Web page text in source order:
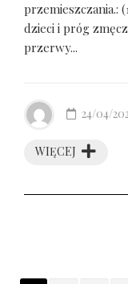
przemieszczania.:
dzieci i próg
przerwy...
WIĘCEJ
24/04/